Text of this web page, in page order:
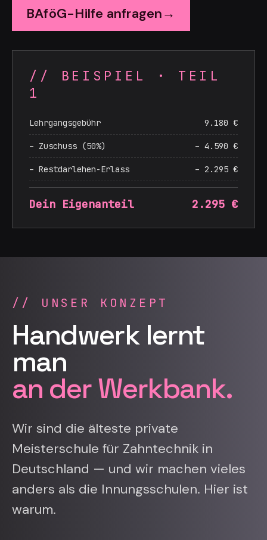
BAföG-Hilfe anfragen→
// BEISPIEL · TEIL
1
Lehrgangsgebühr 9.180 €
– Zuschuss (50%) – 4.590 €
– Restdarlehen-Erlass – 2.295 €
Dein Eigenanteil 2.295 €
// UNSER KONZEPT
Handwerk lernt
man
an der Werkbank.
Wir sind die älteste private
Meisterschule für Zahntechnik in
Deutschland — und wir machen vieles
anders als die Innungsschulen. Hier ist
warum.